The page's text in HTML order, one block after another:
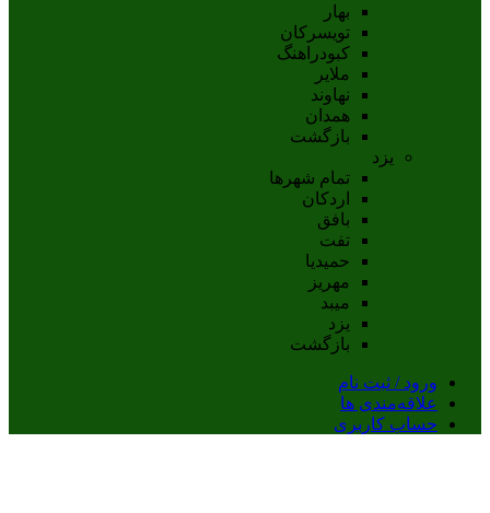
بهار
تويسرکان
کبودراهنگ
ملاير
نهاوند
همدان
بازگشت
یزد
تمام شهر‌ها
اردکان
بافق
تفت
حميديا
مهریز
ميبد
يزد
بازگشت
ورود / ثبت نام
علاقه‌مندی ها
حساب کاربری